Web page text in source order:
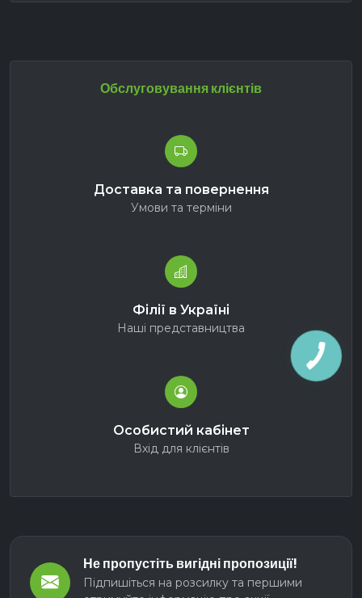
Обслуговування клієнтів
Доставка та повернення
Умови та терміни
Філії в Україні
Наші представництва
Особистий кабінет
Вхід для клієнтів
Не пропустіть вигідні пропозиції!
Підпишіться на розсилку та першими